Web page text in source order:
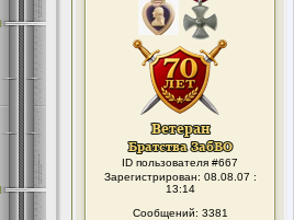
ID пользователя #667
Зарегистрирован: 08.08.07 :
13:14
Сообщений: 3381